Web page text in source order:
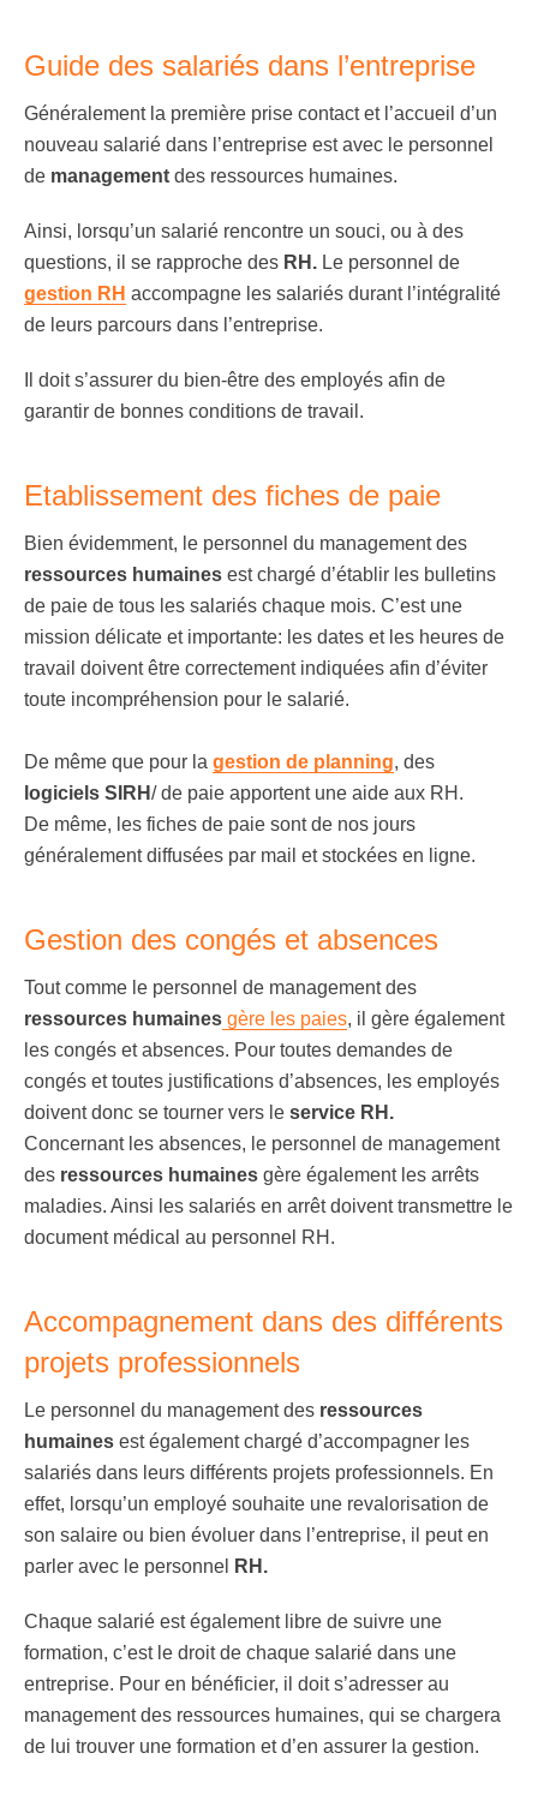
Guide des salariés dans l’entreprise
Généralement la première prise contact et l’accueil d’un
nouveau salarié dans l’entreprise est avec le personnel
de management des ressources humaines.
Ainsi, lorsqu’un salarié rencontre un souci, ou à des
questions, il se rapproche des RH. Le personnel de
gestion RH accompagne les salariés durant l’intégralité
de leurs parcours dans l’entreprise.
Il doit s’assurer du bien-être des employés afin de
garantir de bonnes conditions de travail.
Etablissement des fiches de paie
Bien évidemment, le personnel du management des
ressources humaines est chargé d’établir les bulletins
de paie de tous les salariés chaque mois. C’est une
mission délicate et importante: les dates et les heures de
travail doivent être correctement indiquées afin d’éviter
toute incompréhension pour le salarié.
De même que pour la gestion de planning, des
logiciels SIRH/ de paie apportent une aide aux RH.
De même, les fiches de paie sont de nos jours
généralement diffusées par mail et stockées en ligne.
Gestion des congés et absences
Tout comme le personnel de management des
ressources humaines gère les paies, il gère également
les congés et absences. Pour toutes demandes de
congés et toutes justifications d’absences, les employés
doivent donc se tourner vers le service RH.
Concernant les absences, le personnel de management
des ressources humaines gère également les arrêts
maladies. Ainsi les salariés en arrêt doivent transmettre le
document médical au personnel RH.
Accompagnement dans des différents
projets professionnels
Le personnel du management des ressources
humaines est également chargé d’accompagner les
salariés dans leurs différents projets professionnels. En
effet, lorsqu’un employé souhaite une revalorisation de
son salaire ou bien évoluer dans l’entreprise, il peut en
parler avec le personnel
RH.
Chaque salarié est également libre de suivre une
formation, c’est le droit de chaque salarié dans une
entreprise. Pour en bénéficier, il doit s’adresser au
management des ressources humaines, qui se chargera
de lui trouver une formation et d’en assurer la gestion.